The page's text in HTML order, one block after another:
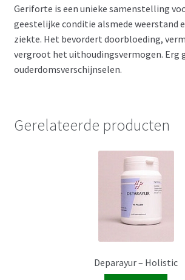
Geriforte is een unieke samenstelling
geestelijke conditie alsmede weerstand
ziekte. Het bevordert doorbloeding,
vergroot het uithoudingsvermogen. Erg
ouderdomsverschijnselen.
Gerelateerde producten
Deparayur – Holistic